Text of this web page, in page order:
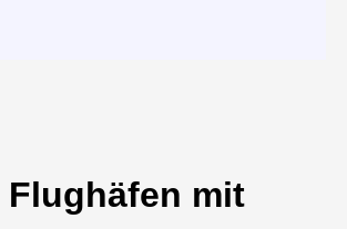
Flughäfen mit